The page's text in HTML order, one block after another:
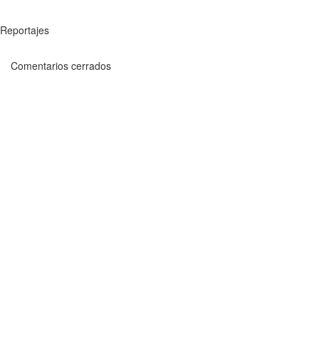
Reportajes
Comentarios cerrados